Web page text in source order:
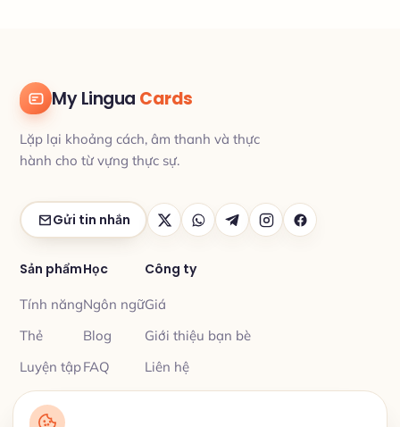
My Lingua Cards
Lặp lại khoảng cách, âm thanh và thực
hành cho từ vựng thực sự.
Gửi tin nhắn
Sản phẩm
Tính năng
Thẻ
Luyện tập
Học
Ngôn ngữ
Blog
FAQ
Công ty
Giá
Giới thiệu bạn bè
Liên hệ